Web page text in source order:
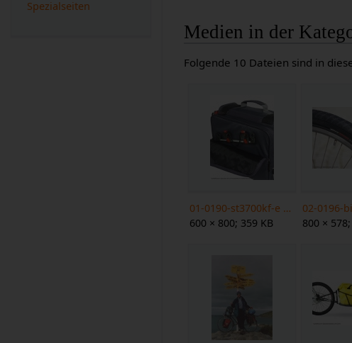
Medien in der
Folgende 10 Dateien sind in
01-0190-st3700kf-e web.jpg
600 × 800; 359 KB
800 ×
Spezialseiten